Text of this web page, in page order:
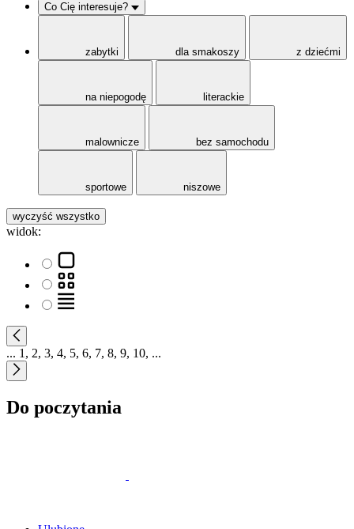
Co Cię interesuje?
zabytki dla smakoszy z dziećmi
na niepogodę literackie
malownicze bez samochodu
sportowe niszowe
wyczyść wszystko
widok:
... 1 , 2, 3, 4, 5, 6, 7, 8, 9, 10, ...
Do poczytania